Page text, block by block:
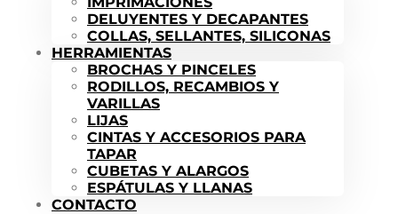
DELUYENTES Y DECAPANTES
COLLAS, SELLANTES, SILICONAS
HERRAMIENTAS
BROCHAS Y PINCELES
RODILLOS, RECAMBIOS Y
VARILLAS
LIJAS
CINTAS Y ACCESORIOS PARA
TAPAR
CUBETAS Y ALARGOS
ESPÁTULAS Y LLANAS
CONTACTO